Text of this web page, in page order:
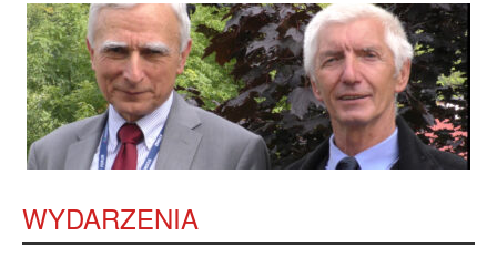
WYDARZENIA